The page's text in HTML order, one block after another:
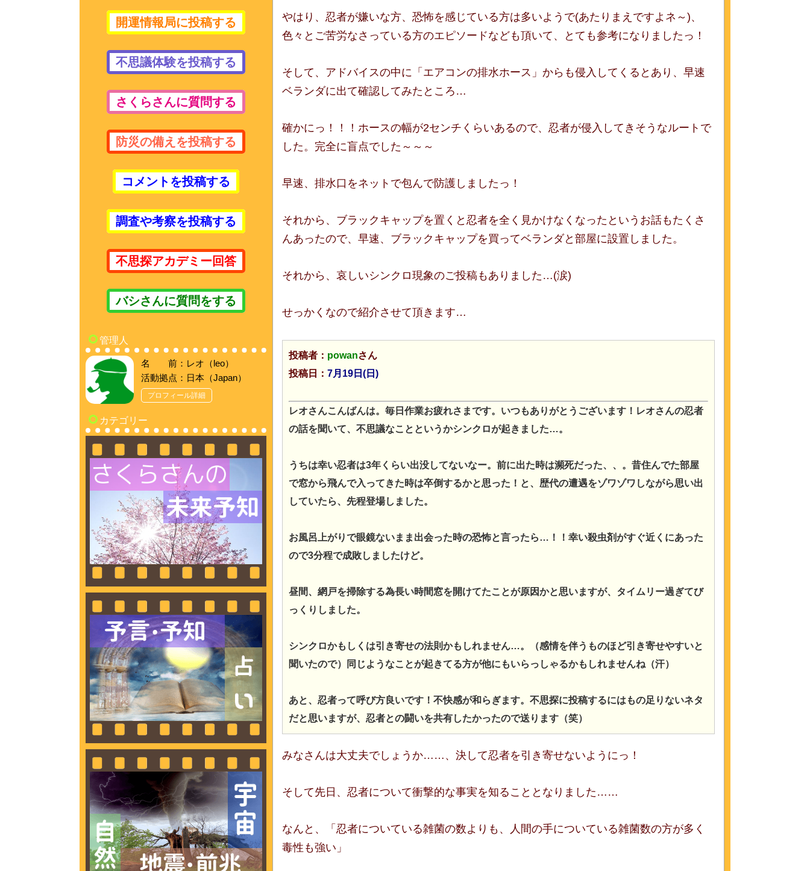
やはり、忍者が嫌いな方、恐怖を感じている方は多いようで(あたりまえですよネ～)、
色々とご苦労なさっている方のエピソードなども頂いて、とても参考になりましたっ！
そして、アドバイスの中に「エアコンの排水ホース」からも侵入してくるとあり、早速
ベランダに出て確認してみたところ…
確かにっ！！！ホースの幅が2センチくらいあるので、忍者が侵入してきそうなルートで
した。完全に盲点でした～～～
早速、排水口をネットで包んで防護しましたっ！
それから、ブラックキャップを置くと忍者を全く見かけなくなったというお話もたくさ
んあったので、早速、ブラックキャップを買ってベランダと部屋に設置しました。
それから、哀しいシンクロ現象のご投稿もありました…(涙)
せっかくなので紹介させて頂きます…
投稿者： powanさん
投稿日： 7月19日(日 )
レオさんこんばんは。毎日作業お疲れさまです。いつもありがとうございます！レオさんの忍者
の話を聞いて、不思議なことというかシンクロが起きました…。
うちは幸い忍者は3年くらい出没してないなー。前に出た時は瀕死だった、、。昔住んでた部屋
で窓から飛んで入ってきた時は卒倒するかと思った！と、歴代の遭遇をゾワゾワしながら思い出
していたら、先程登場しました。
お風呂上がりで眼鏡ないまま出会った時の恐怖と言ったら…！！幸い殺虫剤がすぐ近くにあった
ので3分程で成敗しましたけど。
昼間、網戸を掃除する為長い時間窓を開けてたことが原因かと思いますが、タイムリー過ぎてび
っくりしました。
シンクロかもしくは引き寄せの法則かもしれません…。（感情を伴うものほど引き寄せやすいと
聞いたので）同じようなことが起きてる方が他にもいらっしゃるかもしれませんね（汗）
あと、忍者って呼び方良いです！不快感が和らぎます。不思探に投稿するにはもの足りないネタ
だと思いますが、忍者との闘いを共有したかったので送ります（笑）
みなさんは大丈夫でしょうか……、決して忍者を引き寄せないようにっ！
そして先日、忍者について衝撃的な事実を知ることとなりました……
なんと、「忍者についている雑菌の数よりも、人間の手についている雑菌数の方が多く
毒性も強い」
開運情報局に投稿する
不思議体験を投稿する
さくらさんに質問する
防災の備えを投稿する
コメントを投稿する
調査や考察を投稿する
不思探アカデミー回答
バシさんに質問をする
管理人
名 前：レオ（leo）
活動拠点：日本（Japan）
プロフィール詳細
カテゴリー